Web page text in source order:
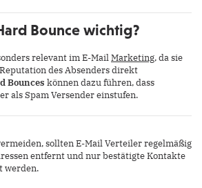
Bounce wichtig?
relevant im E-MailMarketing, da sie
des Absenders direkt
Bounces können dazu führen, dass
als Spam Versender einstufen.
sollten E-Mail Verteiler regelmäßig
entfernt und nur bestätigte Kontakte
werden.